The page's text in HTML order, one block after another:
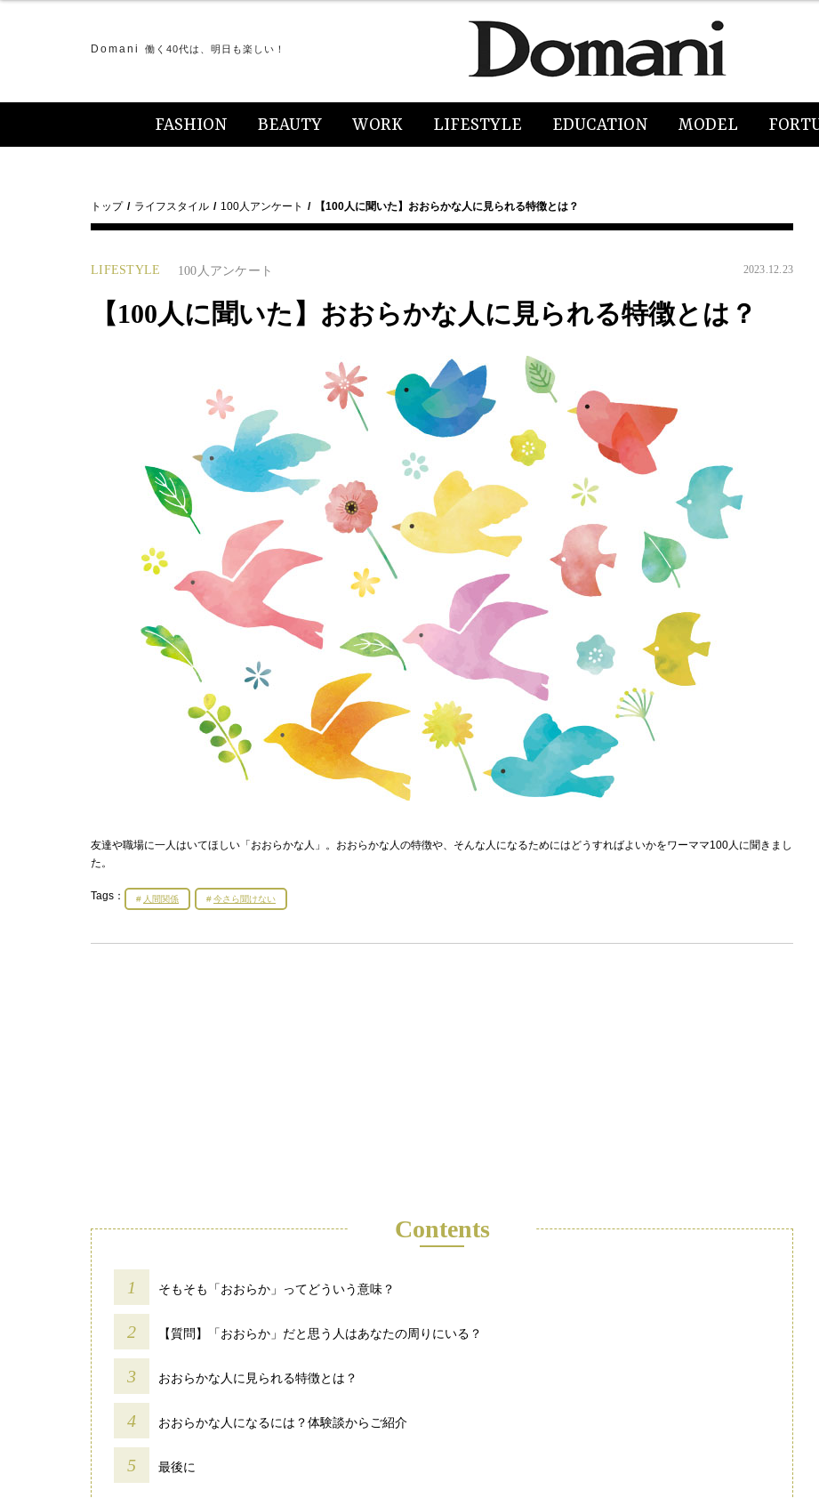
Domani 働く40代は、明日も楽しい！
FASHION BEAUTY WORK LIFESTYLE EDUCATION MODEL
トップ ライフスタイル 100人アンケート 【100人に聞いた】おおらかな人に見られる特徴とは？
LIFESTYLE 100人アンケート 2023.12.23
【100人に聞いた】おおらかな人に見られる特徴とは？
友達や職場に一人はいてほしい「おおらかな人」。おおらかな人の特徴や、そんな人になるためにはどうすればよいかをワーママ100人に聞きまし
た。
Tags： 人間関係 今さら聞けない
Contents
そもそも「おおらか」ってどういう意味？
【質問】「おおらか」だと思う人はあなたの周りにいる？
おおらかな人に見られる特徴とは？
おおらかな人になるには？体験談からご紹介
最後に